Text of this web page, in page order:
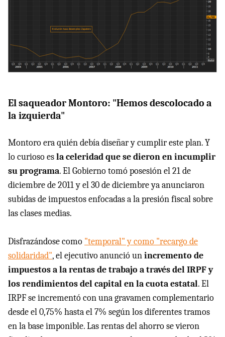
El saqueador Montoro: "Hemos descolocado a
la izquierda"
Montoro era quién debía diseñar y cumplir este plan. Y
lo curioso esla celeridad que se dieron en incumplir
su programa. El Gobierno tomó posesión el 21 de
diciembre de 2011 y el 30 de diciembre ya anunciaron
subidas de impuestos enfocadas a la presión fiscal sobre
las clases medias.
Disfrazándose como "temporal" y como "recargo de
solidaridad", el ejecutivo anunció unincremento de
impuestos a la rentas de trabajo a través del IRPF y
los rendimientos del capital en la cuota estatal. El
IRPF se incrementó con una gravamen complementario
desde el 0,75% hasta el 7% según los diferentes tramos
en la base imponible. Las rentas del ahorro se vieron